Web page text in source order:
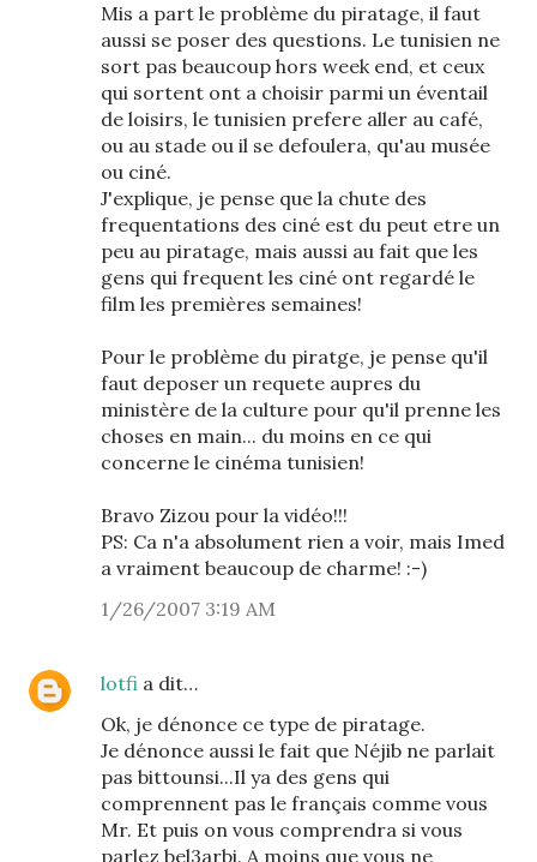
Mis a part le problème du piratage, il faut
aussi se poser des questions. Le tunisien ne
sort pas beaucoup hors week end, et ceux
qui sortent ont a choisir parmi un éventail
de loisirs, le tunisien prefere aller au café,
ou au stade ou il se defoulera, qu'au musée
ou ciné.
J'explique, je pense que la chute des
frequentations des ciné est du peut etre un
peu au piratage, mais aussi au fait que les
gens qui frequent les ciné ont regardé le
film les premières semaines!
Pour le problème du piratge, je pense qu'il
faut deposer un requete aupres du
ministère de la culture pour qu'il prenne les
choses en main... du moins en ce qui
concerne le cinéma tunisien!
Bravo Zizou pour la vidéo!!!
PS: Ca n'a absolument rien a voir, mais Imed
a vraiment beaucoup de charme! :-)
1/26/2007 3:19 AM
lotfi a dit…
Ok, je dénonce ce type de piratage.
Je dénonce aussi le fait que Néjib ne parlait
pas bittounsi...Il ya des gens qui
comprennent pas le français comme vous
Mr. Et puis on vous comprendra si vous
parlez bel3arbi. A moins que vous ne